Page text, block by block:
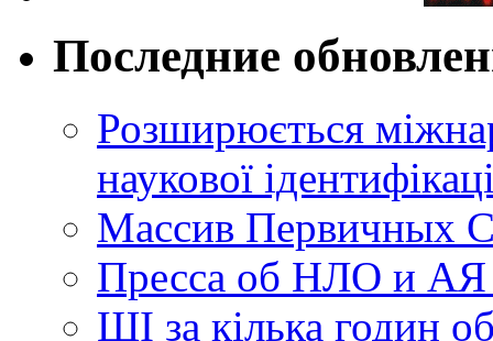
Последние
Розширюється
наукової
Массив Первичных
Пресса об НЛО и
ШІ за кілька годин